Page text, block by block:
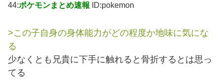
44:ポケモンまとめ速報 ID:pokemon
>この子自身の身体能力がどの程度か地味に気にな
る
少なくとも兄貴に下手に触れると骨折するとは思っ
てる